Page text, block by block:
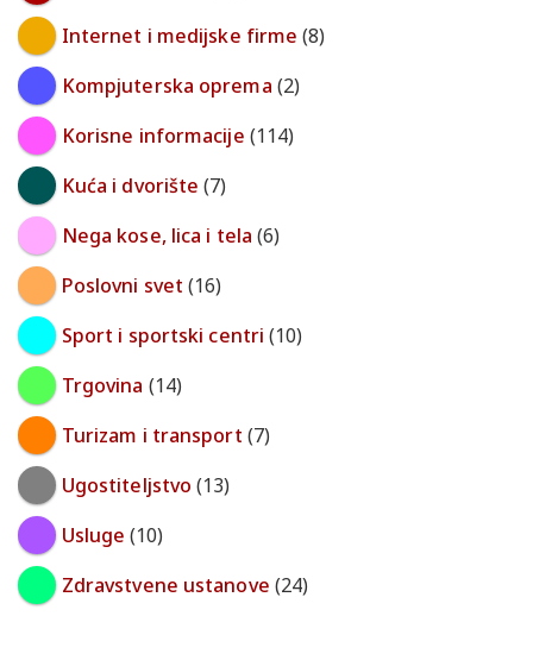
Internet i medijske firme (8)
Kompjuterska oprema (2)
Korisne informacije (114)
Kuća i dvorište (7)
Nega kose, lica i tela (6)
Poslovni svet (16)
Sport i sportski centri (10)
Trgovina (14)
Turizam i transport (7)
Ugostiteljstvo (13)
Usluge (10)
Zdravstvene ustanove (24)